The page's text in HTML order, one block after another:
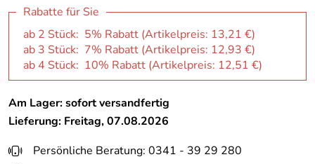
Rabatte für Sie
ab 2 Stück: 5% Rabatt (Artikelpreis: 13,21 €)
ab 3 Stück: 7% Rabatt (Artikelpreis: 12,93 €)
ab 4 Stück: 10% Rabatt (Artikelpreis: 12,51 €)
Am Lager: sofort versandfertig
Lieferung: Freitag, 07.08.2026
Persönliche Beratung: 0341 - 39 29 280